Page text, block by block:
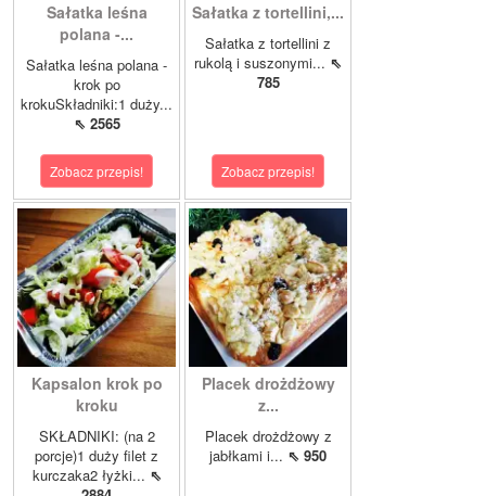
Sałatka leśna
polana -...
Sałatka leśna polana -
krok po
krokuSkładniki:1 duży...
⇖ 2565
Zobacz przepis!
Sałatka z tortellini,...
Sałatka z tortellini z
rukolą i suszonymi... ⇖
785
Zobacz przepis!
Kapsalon krok po
kroku
SKŁADNIKI: (na 2
porcje)1 duży filet z
kurczaka2 łyżki... ⇖
Placek drożdżowy
z...
Placek drożdżowy z
jabłkami i... ⇖ 950